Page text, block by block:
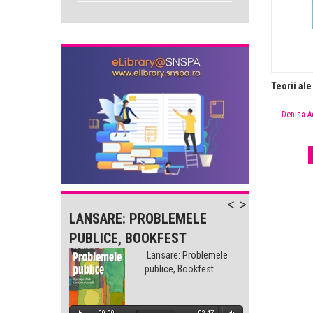
LANSARE: PROBLEMELE
PUBLICE, BOOKFEST
Lansare: Problemele
publice, Bookfest
Teorii
Denisa-